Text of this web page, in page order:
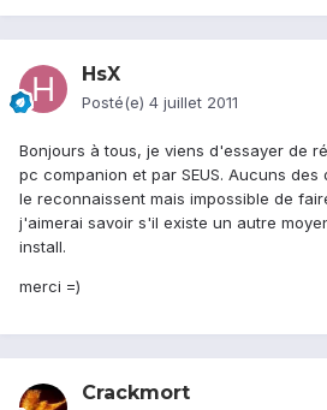
HsX
Posté(e) 4 juillet 2011
Bonjours à tous, je viens d'essayer de
pc companion et par SEUS. Aucuns
le reconnaissent mais impossible de
j'aimerai savoir s'il existe un autre
install.
merci =)
Crackmort